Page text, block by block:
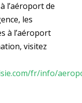
l’aéroport de
les
à l’aéroport
visitez
fr/info/